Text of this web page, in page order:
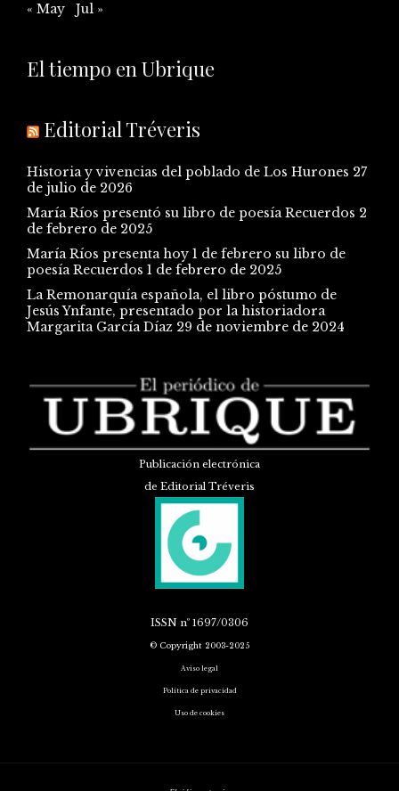
« May Jul »
El tiempo en Ubrique
Editorial Tréveris
Historia y vivencias del poblado de Los Hurones 27
de julio de 2026
María Ríos presentó su libro de poesía Recuerdos 2
de febrero de 2025
María Ríos presenta hoy 1 de febrero su libro de
poesía Recuerdos 1 de febrero de 2025
La Remonarquía española, el libro póstumo de
Jesús Ynfante, presentado por la historiadora
Margarita García Díaz 29 de noviembre de 2024
Publicación electrónica
de Editorial Tréveris
ISSN nº 1697/0306
© Copyright 2003-2025
Aviso legal
Política de privacidad
Uso de cookies